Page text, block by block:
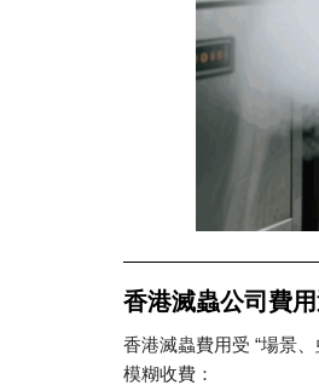
香港滅蟲公司費
香港滅蟲費用受 “場景
模糊收費：